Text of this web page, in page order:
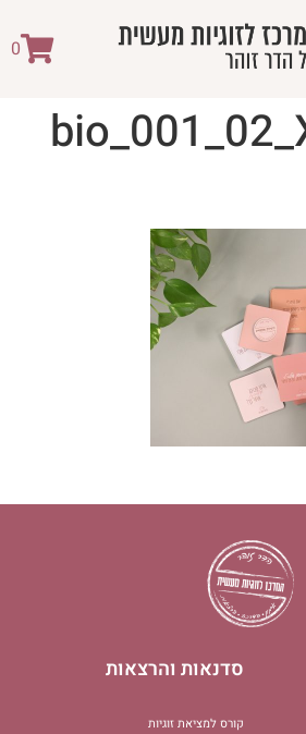
0
סדנאות והרצאות
קורס למציאת זוגיות